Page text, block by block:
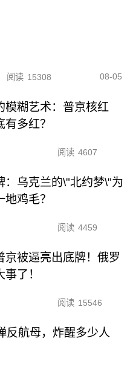
阅读 15308 08-05
模糊艺术：普京核红
多红？
阅读 4607
：乌克兰的\"北约梦\"为
鸡毛？
阅读 4459
京被逼亮出底牌！俄罗
了！
阅读 15546
反航母，炸醒多少人